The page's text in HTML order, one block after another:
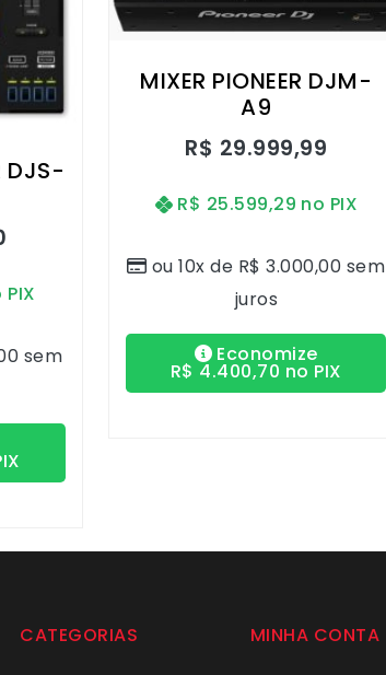
DJS-
sem
PIX
MIXER PIONEER DJM-
A9
R$ 29.999,99
ou 10x de R$ 3.000,00 sem
juros
R$ 25.599,29 no PIX
Economize
R$ 4.400,70 no PIX
CATEGORIAS MINHA CONTA